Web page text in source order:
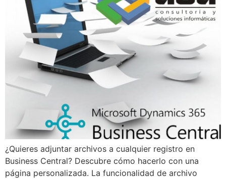
¿Quieres adjuntar archivos a cualquier registro en
Business Central? Descubre cómo hacerlo con una
página personalizada. La funcionalidad de archivo